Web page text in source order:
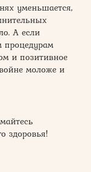
уменьшается,
А если
процедурам
и позитивное
моложе и
здоровья!